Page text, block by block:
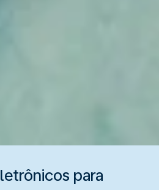
para